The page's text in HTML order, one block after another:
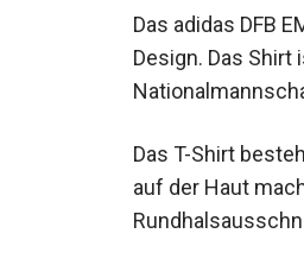
Das adidas DFB
Design. Das Shirt
Das T-Shirt
auf der Haut